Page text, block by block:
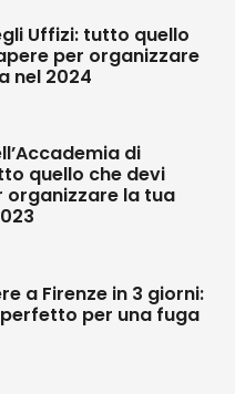
Uffizi: tutto quello
per organizzare
nel 2024
di
quello che devi
organizzare la tua
a Firenze in 3 giorni:
per una fuga